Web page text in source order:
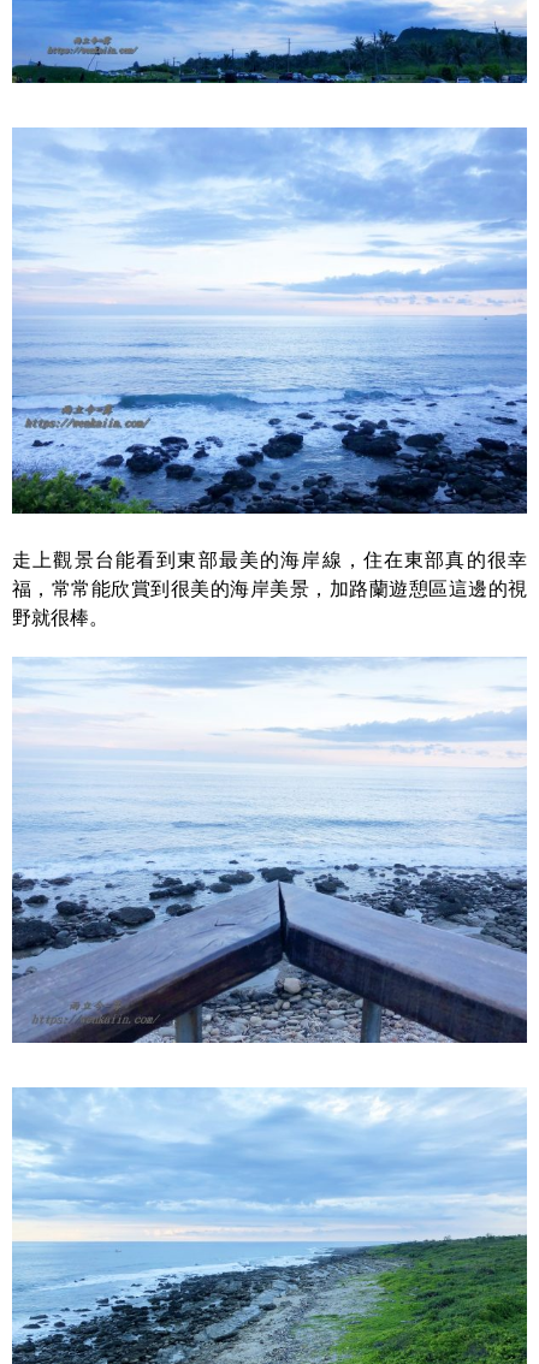
走上觀景台能看到東部最美的海岸線，住在東部真的很幸
福，常常能欣賞到很美的海岸美景，加路蘭遊憩區這邊的視
野就很棒。